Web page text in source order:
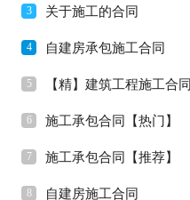
3 关于施工的合同
4 自建房承包施工合同
5 【精】建筑工程施工合同
6 施工承包合同【热门】
7 施工承包合同【推荐】
8 自建房施工合同